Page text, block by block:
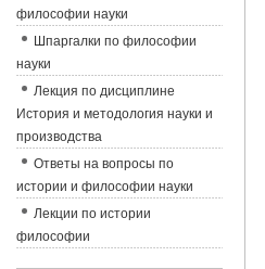
философии науки
Шпаргалки по философии
науки
Лекция по дисциплине
История и методология науки и
производства
Ответы на вопросы по
истории и философии науки
Лекции по истории
философии